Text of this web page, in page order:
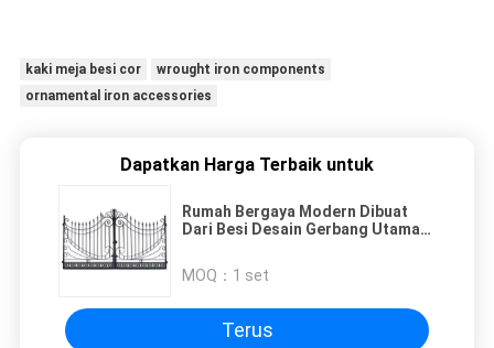
kaki meja besi cor
wrought iron components
ornamental iron accessories
Dapatkan Harga Terbaik untuk
Rumah Bergaya Modern Dibuat
Dari Besi Desain Gerbang Utama
MOQ： 1 set
Terus